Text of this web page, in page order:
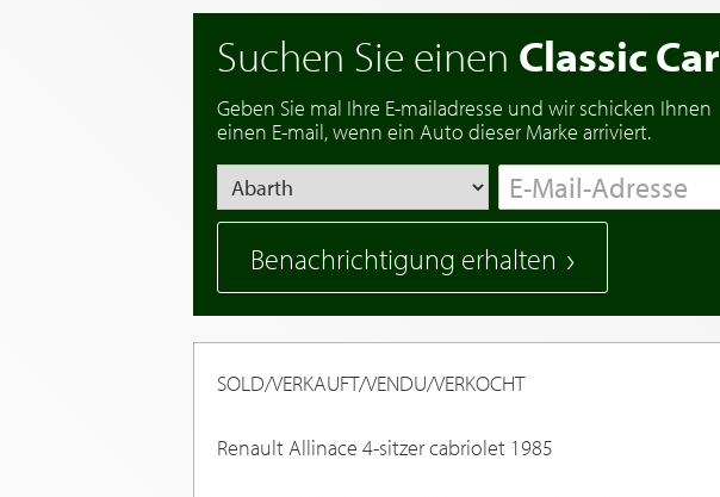
Suchen Sie einen Classic Car
Geben Sie mal Ihre E-mailadresse und wir schicken Ihnen
einen E-mail, wenn ein Auto dieser Marke arriviert.
Benachrichtigung erhalten
SOLD/VERKAUFT/VENDU/VERKOCHT
Renault Allinace 4-sitzer cabriolet 1985